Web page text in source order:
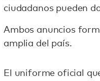
ciudadanos pueden
Ambos anuncios
amplia del país.
El uniforme oficial